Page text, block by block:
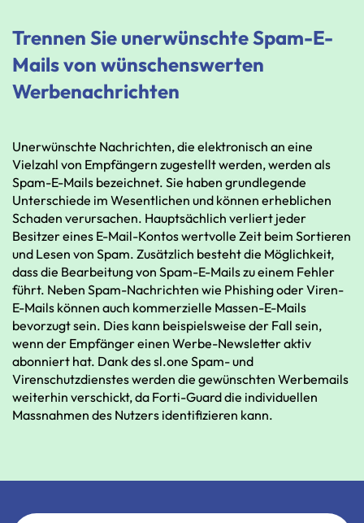
Trennen Sie unerwünschte Spam-E-
Mails von wünschenswerten
Werbenachrichten
Unerwünschte Nachrichten,die elektronisch an eine
Vielzahl von Empfängern zugestelltwerden,werden als
Spam-E-Mails bezeichnet. Sie haben grundlegende
Unterschiede im Wesentlichen und können erheblichen
Schaden verursachen. Hauptsächlich verliert jeder
Besitzereines E-Mail-Kontoswertvolle Zeit beim Sortieren
und Lesen von Spam. Zusätzlich bestehtdie Möglichkeit,
dassdie Bearbeitungvon Spam-E-Mailszueinem Fehler
führt. Neben Spam-Nachrichten wie PhishingoderViren-
E-Mails können auch kommerzielle Massen-E-Mails
bevorzugtsein. Dies kann beispielsweise der Fall sein,
wenn der Empfängereinen Werbe-Newsletteraktiv
abonniert hat. Dankdes sl.one Spam-und
Virenschutzdiensteswerden die gewünschten Werbemails
weiterhin verschickt,da Forti-Guarddie individuellen
Massnahmen des Nutzers identifizieren kann.